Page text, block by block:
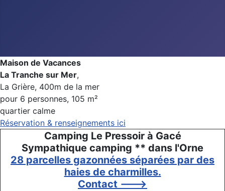
Maison de Vacances
La Tranche sur Mer,
La Grière, 400m de la mer
pour 6 personnes, 105 m²
quartier calme
Réservation & renseignements ici
Camping Le Pressoir à Gacé
Sympathique camping ** dans l'Orne
28 parcelles gazonnées séparées par des
haies de charmilles.
Contact --->